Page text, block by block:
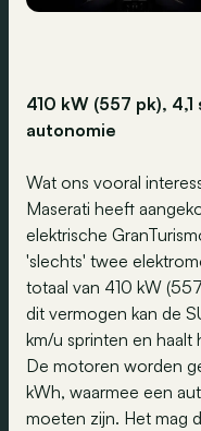
410 kW (557 pk),
autonomie
Wat ons vooral
Maserati heeft
elektrische
'slechts' twee
totaal van 410 kW
dit vermogen kan de
km/u sprinten en
De motoren worden
kWh, waarmee een
moeten zijn. Het mag